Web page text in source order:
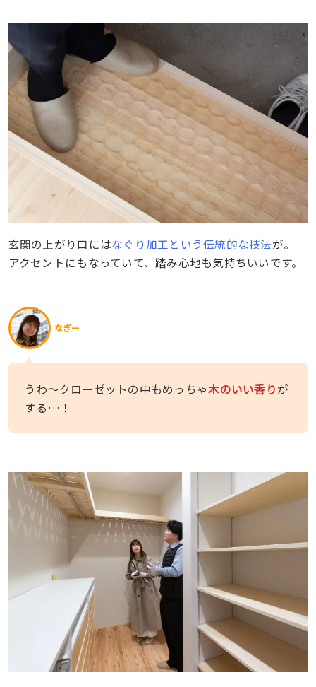
玄関の上がり口にはなぐり加工という伝統的な技法が。
アクセントにもなっていて、踏み心地も気持ちいいです。
なぎー
うわ〜クローゼットの中もめっちゃ木のいい香りが
する…！